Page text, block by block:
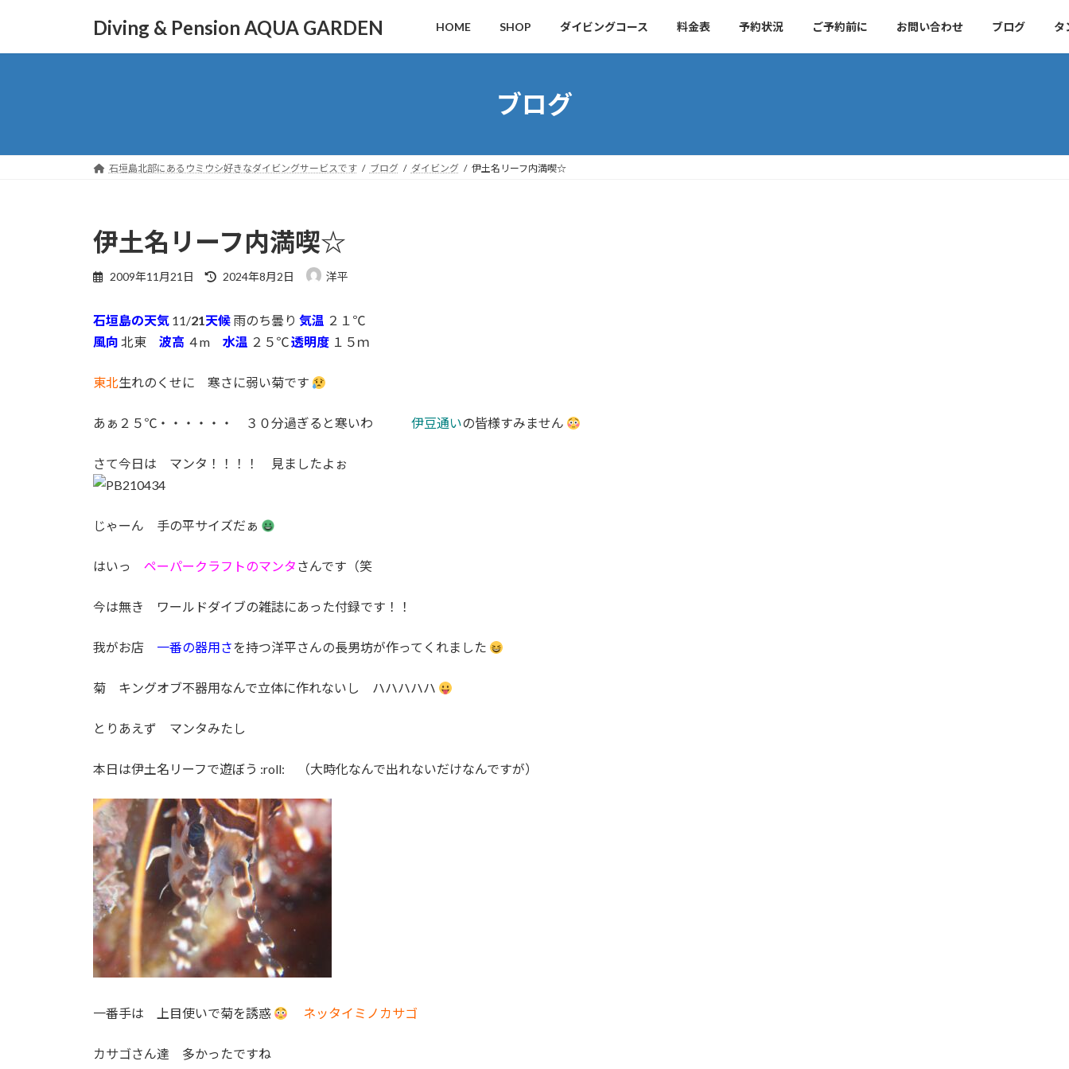
Diving & Pension AQUA GARDEN HOME SHOP ダイビングコース 料金表 予約状況 ご予約前に お問い合わせ ブログ タ
ブログ
石垣島北部にあるウミウシ好きなダイビングサービスです ブログ ダイビング 伊土名リーフ内満喫☆
伊土名リーフ内満喫☆
2009年11月21日
最
新
日
2024年8月2日 洋平
石垣島の天気 11/21天候 雨のち曇り 気温 ２１℃
風向 北東 波高 ４m 水温 ２５℃透明度 １５ｍ
東北生れのくせに 寒さに弱い菊です
あぁ２５℃・・・・・・ ３０分過ぎると寒いわ 伊豆通いの皆様すみません
さて今日は マンタ！！！！ 見ましたよぉ
じゃーん 手の平サイズだぁ
はいっ ペーパークラフトのマンタ さんです（笑
今は無き ワールドダイブの雑誌にあった付録です！！
我がお店 一番の器用さを持つ洋平さんの長男坊が作ってくれました
菊 キングオブ不器用なんで立体に作れないし ハハハハハ
とりあえず マンタみたし
本日は伊土名リーフで遊ぼう :roll: （大時化なんで出れないだけなんですが）
一番手は 上目使いで菊を誘惑 ネッタイミノカサゴ
カサゴさん達 多かったですね